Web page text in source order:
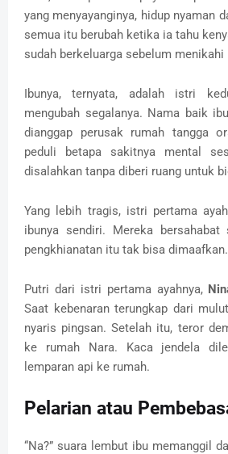
yang menyayanginya, hidup nyaman
semua itu berubah ketika ia tahu
sudah berkeluarga sebelum menikahi
Ibunya, ternyata, adalah istri
mengubah segalanya. Nama baik
dianggap perusak rumah tangga
peduli betapa sakitnya mental
disalahkan tanpa diberi ruang untuk
Yang lebih tragis, istri pertama
ibunya sendiri. Mereka
pengkhianatan itu tak bisa dimaafkan.
Putri dari istri pertama ayahnya,
Saat kebenaran terungkap dari
nyaris pingsan. Setelah itu, teror
ke rumah Nara. Kaca jendela
lemparan api ke rumah.
Pelarian atau
“Na?” suara lembut ibu memanggil